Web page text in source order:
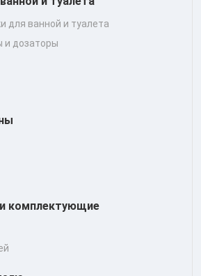
для ванной и туалета
и дозаторы
комплектующие